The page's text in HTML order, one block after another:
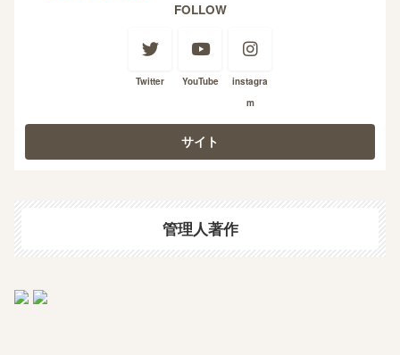
FOLLOW
Twitter YouTube
instagra
m
管理人著作